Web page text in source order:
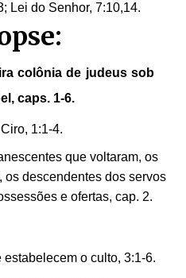
Lei do Senhor, 7:10,14.
colônia de judeus sob
caps. 1-6.
1:1-4.
que voltaram, os
os descendentes dos servos
e ofertas, cap. 2.
o culto, 3:1-6.